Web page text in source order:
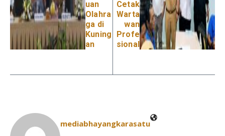
uan
Olahra
ga di
Kuning
an
Cetak
Warta
wan
Profe
sional
mediabhayangkarasatu